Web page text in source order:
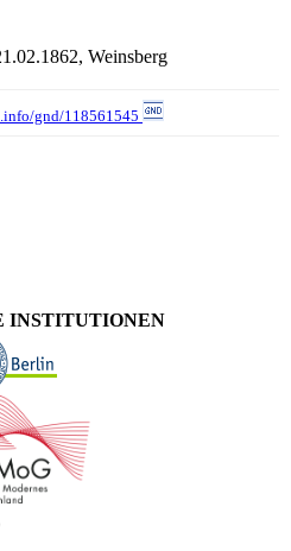
Weinsberg
gnd/118561545
INSTITUTIONEN